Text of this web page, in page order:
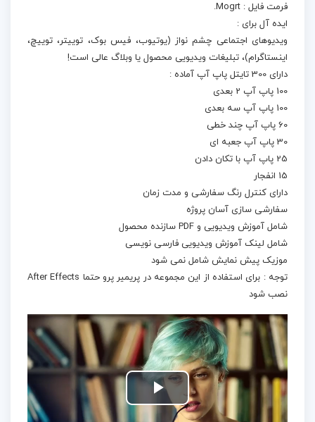
فرمت فایل : Mogrt.
ایده آل برای :
ویدیوهای اجتماعی چشم نواز (یوتیوب، فیس بوک، توییتر، توییچ،
اینستاگرام)، تبلیغات ویدیویی محصول یا وبلاگ عالی است!
دارای 300 تایتل پاپ آپ آماده :
100 پاپ آپ 2 بعدی
100 پاپ آپ سه بعدی
60 پاپ آپ چند خطی
30 پاپ آپ جعبه ای
25 پاپ آپ با تکان دادن
15 انفجار
دارای کنترل رنگ سفارشی و مدت زمان
سفارشی سازی آسان پروژه
شامل آموزش ویدیویی و PDF سازنده محصول
شامل لینک آموزش ویدیویی فارسی نویسی
موزیک پیش نمایش شامل نمی شود
توجه : برای استفاده از این مجموعه در پریمیر پرو حتما After Effects
نصب شود
Play